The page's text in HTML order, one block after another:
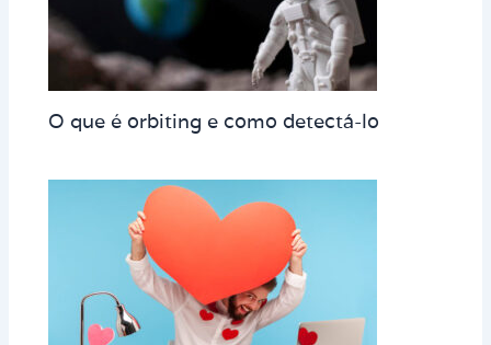
O que é orbiting e como detectá-lo